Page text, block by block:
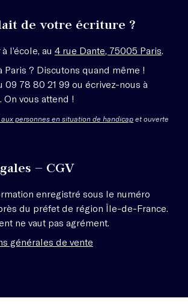
de votre écriture ?
l’école, au 4 rue Dante, 75005 Paris.
Paris ? Discutons quand même !
09 78 80 21 99 ou écrivez-nous à
. On vous attend !
personnes en situation de handicap et ouverte
– CGV
enregistré sous le numéro
du préfet de région Île-de-France.
ne vaut pas agrément.
générales de vente